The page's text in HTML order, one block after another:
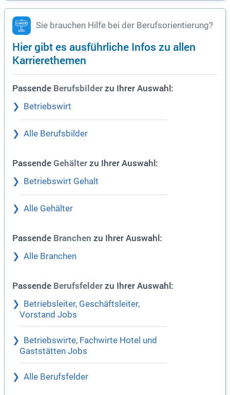
Sie brauchen Hilfe bei der Berufsorientierung?
Hier gibt es ausführliche Infos zu allen
Karrierethemen
Passende Berufsbilder zu Ihrer Auswahl:
Betriebswirt
Alle Berufsbilder
Passende Gehälter zu Ihrer Auswahl:
Betriebswirt Gehalt
Alle Gehälter
Passende Branchen zu Ihrer Auswahl:
Alle Branchen
Passende Berufsfelder zu Ihrer Auswahl:
Betriebsleiter, Geschäftsleiter,
Vorstand Jobs
Betriebswirte, Fachwirte Hotel und
Gaststätten Jobs
Alle Berufsfelder